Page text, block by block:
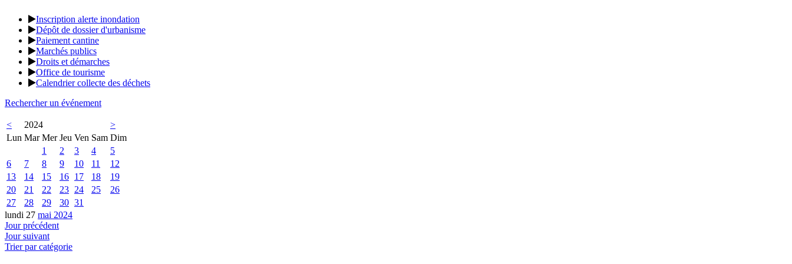
Inscription alerte inondation
Dépôt de dossier d'urbanisme
Paiement cantine
Marchés publics
Droits et démarches
Office de tourisme
Calendrier collecte des déchets
Rechercher un événement
< 2024
>
Lun Mar Mer Jeu Ven Sam Dim
1
2 3 4
5
6
7 8 9 10 11
12
13
14 15 16 17 18
19
20
21 22 23 24 25
26
27
28 29 30 31
lundi 27 mai 2024
Jour précédent
Jour suivant
Trier par catégorie